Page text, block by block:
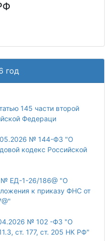
год
145 части второй
Федераци
№ 144-ФЗ "О
кодекс Российской
№ ЕД-1-26/186@ "О
к приказу ФНС от
№ 102 -ФЗ "О
ст. 177, ст. 205 НК РФ"